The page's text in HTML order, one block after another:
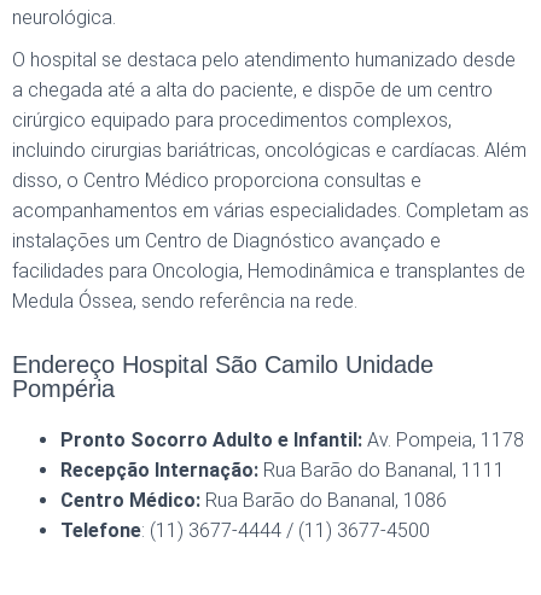
neurológica.
O hospital se destaca pelo atendimento humanizado desde
a chegada até a alta do paciente, e dispõe de um centro
cirúrgico equipado para procedimentos complexos,
incluindo cirurgias bariátricas, oncológicas e cardíacas. Além
disso, o Centro Médico proporciona consultas e
acompanhamentos em várias especialidades. Completam as
instalações um Centro de Diagnóstico avançado e
facilidades para Oncologia, Hemodinâmica e transplantes de
Medula Óssea, sendo referência na rede.
Endereço Hospital São Camilo Unidade
Pompéria
Pronto Socorro Adulto e Infantil: Av. Pompeia, 1178
Recepção Internação: Rua Barão do Bananal, 1111
Centro Médico: Rua Barão do Bananal, 1086
Telefone: (11) 3677-4444 / (11) 3677-4500